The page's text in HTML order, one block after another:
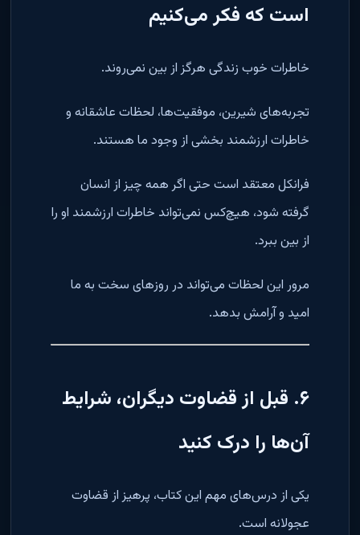
است که فکر می‌کنیم
خاطرات خوب زندگی هرگز از بین نمی‌روند.
تجربه‌های شیرین، موفقیت‌ها، لحظات عاشقانه و
خاطرات ارزشمند بخشی از وجود ما هستند.
فرانکل معتقد است حتی اگر همه چیز از انسان
گرفته شود، هیچ‌کس نمی‌تواند خاطرات ارزشمند او را
از بین ببرد.
مرور این لحظات می‌تواند در روزهای سخت به ما
امید و آرامش بدهد.
۶. قبل از قضاوت دیگران، شرایط
آن‌ها را درک کنید
یکی از درس‌های مهم این کتاب، پرهیز از قضاوت
عجولانه است.